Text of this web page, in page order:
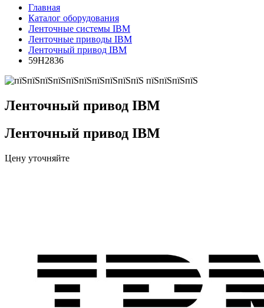
Главная
Каталог оборудования
Ленточные системы IBM
Ленточные приводы IBM
Ленточный привод IBM
59H2836
Ленточный привод IBM
Ленточный привод IBM
Цену уточняйте